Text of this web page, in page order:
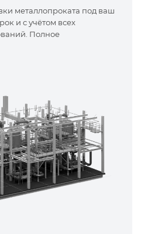
металлопроката под ваш
и с учётом всех
Полное